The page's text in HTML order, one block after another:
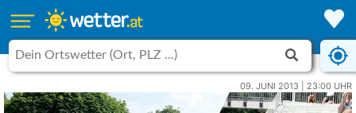
09. JUNI 2013 | 23:00 UHR